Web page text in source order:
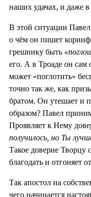
наших удачах, и даже
В этой ситуации
о чём он пишет
грешнику быть
его. А в Троаде он сам
может «поглотить»
точно так же, как
братом. Он утешает и
образом? Павел
Проявляет к Нему
получилось, но Ты
Такое доверие Творцу
благодать и отгоняет
Так апостол на
чего начинается